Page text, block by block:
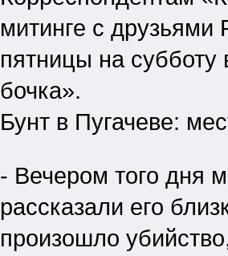
митинге с друзьями
пятницы на субботу
бочка».
Бунт в Пугачеве:
- Вечером того дня
рассказали его
произошло